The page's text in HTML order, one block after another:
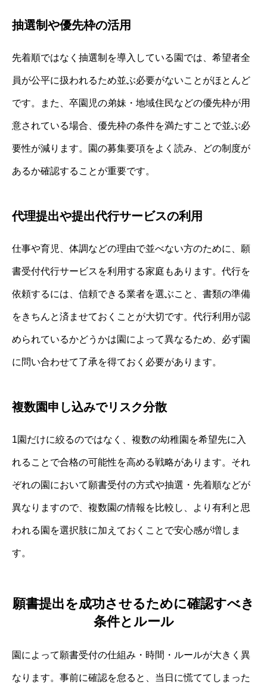
抽選制や優先枠の活用
先着順ではなく抽選制を導入している園では、希望者全
員が公平に扱われるため並ぶ必要がないことがほとんど
です。また、卒園児の弟妹・地域住民などの優先枠が用
意されている場合、優先枠の条件を満たすことで並ぶ必
要性が減ります。園の募集要項をよく読み、どの制度が
あるか確認することが重要です。
代理提出や提出代行サービスの利用
仕事や育児、体調などの理由で並べない方のために、願
書受付代行サービスを利用する家庭もあります。代行を
依頼するには、信頼できる業者を選ぶこと、書類の準備
をきちんと済ませておくことが大切です。代行利用が認
められているかどうかは園によって異なるため、必ず園
に問い合わせて了承を得ておく必要があります。
複数園申し込みでリスク分散
1園だけに絞るのではなく、複数の幼稚園を希望先に入
れることで合格の可能性を高める戦略があります。それ
ぞれの園において願書受付の方式や抽選・先着順などが
異なりますので、複数園の情報を比較し、より有利と思
われる園を選択肢に加えておくことで安心感が増しま
す。
願書提出を成功させるために確認すべき
条件とルール
園によって願書受付の仕組み・時間・ルールが大きく異
なります。事前に確認を怠ると、当日に慌ててしまった